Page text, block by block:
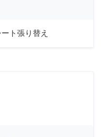
ト張り替え